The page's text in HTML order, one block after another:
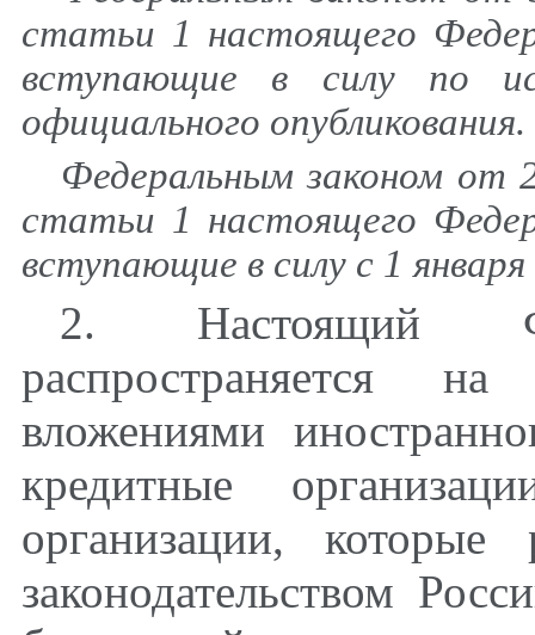
статьи 1 настоящего
вступающие в силу по
официального опубликования.
Федеральным законом от
статьи 1 настоящего
вступающие в силу с 1 января
2. Настоящий
распространяется
вложениями
кредитные
организации, которые
законодательством